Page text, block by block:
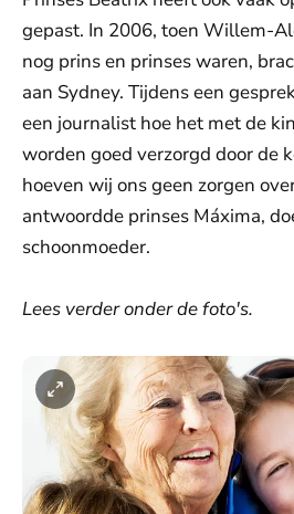
gepast. In 2006, toen Willem-
nog prins en prinses waren,
aan Sydney. Tijdens een
een journalist hoe het met de
worden goed verzorgd door de
hoeven wij ons geen zorgen
antwoordde prinses Máxima,
schoonmoeder.
Lees verder onder de foto's.